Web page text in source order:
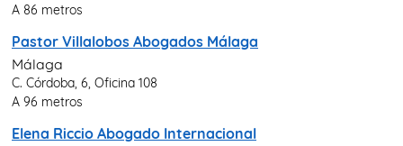
A 86 metros
Pastor Villalobos Abogados Málaga
Málaga
C. Córdoba, 6, Oficina 108
A 96 metros
Elena Riccio Abogado Internacional